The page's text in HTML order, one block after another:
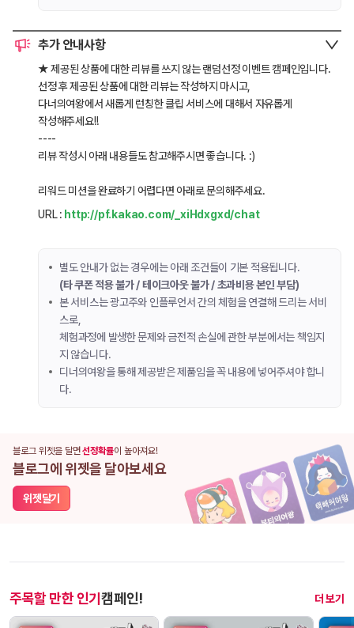
추가 안내사항
★ 제공된 상품에 대한 리뷰를 쓰지 않는 랜덤선정 이벤트 캠페인입니다.
선정 후 제공된 상품에 대한 리뷰는 작성하지 마시고,
다너의여왕에서 새롭게 런칭한 클립 서비스에 대해서 자유롭게
작성해주세요!!
----
리뷰 작성시 아래 내용들도 참고해주시면 좋습니다. :)
리워드 미션을 완료하기 어렵다면 아래로 문의해주세요.
URL : http://pf.kakao.com/_xiHdxgxd/chat
별도 안내가 없는 경우에는 아래 조건들이 기본 적용됩니다.
(타 쿠폰 적용 불가 / 테이크아웃 불가 / 초과비용 본인 부담)
본 서비스는 광고주와 인플루언서 간의 체험을 연결해 드리는 서비
스로,
체험과정에 발생한 문제와 금전적 손실에 관한 부분에서는 책임지
지 않습니다.
디너의여왕을 통해 제공받은 제품임을 꼭 내용에 넣어주셔야 합니
다.
블로그 위젯을 달면선정확률이 높아져요!
블로그에 위젯을 달아보세요
위젯달기
주목할 만한 인기캠페인!
오
늘
더 보기